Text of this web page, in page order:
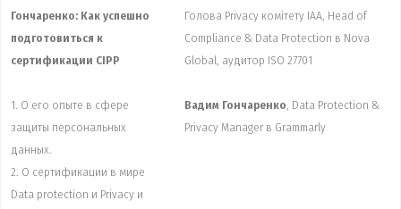
Гончаренко: Как успешно
подготовиться к
сертификации CIPP
1. О его опыте в сфере
защиты персональных
данных.
2. О сертификации в мире
Data protection и Privacy и
Голова Privacy комітету IAA, Head of
Compliance & Data Protection в Nova
Global, аудитор ISO 27701
Вадим Гончаренко, Data Protection &
Privacy Manager в Grammarly